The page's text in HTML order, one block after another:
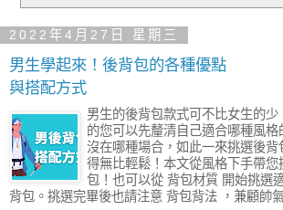
2022年4月27日 星期三
男生學起來！後背包的各種優點
與搭配方式
男生的後背包款式可不比女生的少
的您可以先釐清自己適合哪種風格
沒在哪種場合，如此一來挑選後背
得無比輕鬆！本文從風格下手帶您
包！也可以從 背包材質 開始挑選
背包。挑選完畢後也請注意 背包背法 ，兼顧帥